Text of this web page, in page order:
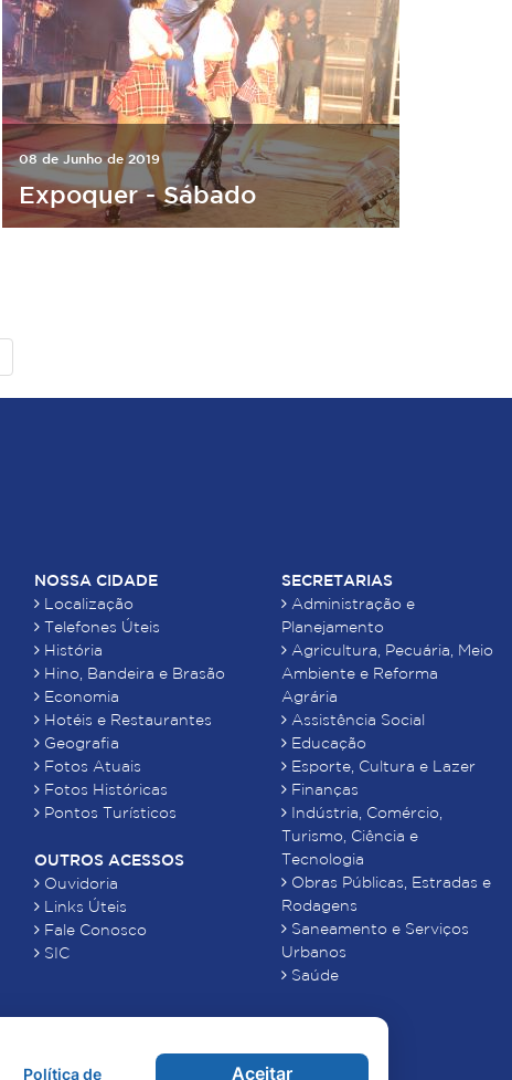
08 de Junho de 2019
Expoquer - Sábado
NOSSA CIDADE
Localização
Telefones Úteis
História
Hino, Bandeira e Brasão
Economia
Hotéis e Restaurantes
Geografia
Fotos Atuais
Fotos Históricas
Pontos Turísticos
OUTROS ACESSOS
Ouvidoria
Links Úteis
Fale Conosco
SIC
SECRETARIAS
Administração e
Planejamento
Agricultura, Pecuária, Meio
Ambiente e Reforma
Agrária
Assistência Social
Educação
Esporte, Cultura e Lazer
Finanças
Indústria, Comércio,
Turismo, Ciência e
Tecnologia
Obras Públicas, Estradas e
Rodagens
Saneamento e Serviços
Urbanos
Saúde
Política de Aceitar